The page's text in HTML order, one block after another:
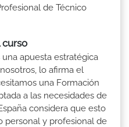
de Técnico
curso
apuesta estratégica
lo afirma el
una Formación
a las necesidades de
considera que esto
personal y profesional de